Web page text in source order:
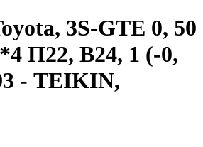
3S-GTE 0, 50
П22, В24, 1 (-0,
- TEIKIN,